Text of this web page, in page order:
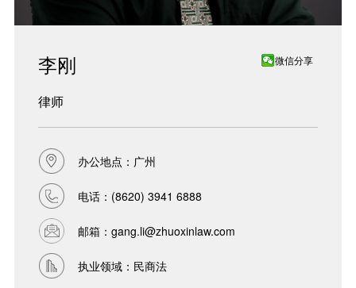
李刚 微信分享
律师
办公地点：广州
电话： (8620) 3941 6888
邮箱： gang.li@zhuoxinlaw.com
执业领域：民商法